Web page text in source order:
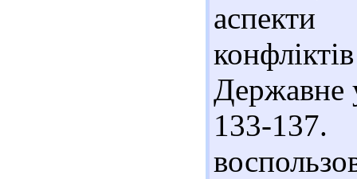
аспекти
Державне
133-